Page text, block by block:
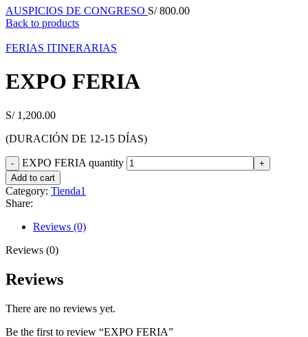
AUSPICIOS DE CONGRESO S/800.00
Back to products
FERIAS ITINERARIAS
EXPO FERIA
S/1,200.00
(DURACIÓN DE 12-15 DÍAS)
EXPO FERIA quantity
Add to cart
Category: Tienda1
Share:
Reviews (0)
Reviews (0)
Reviews
There are no reviews yet.
Be the first to review “EXPO FERIA”